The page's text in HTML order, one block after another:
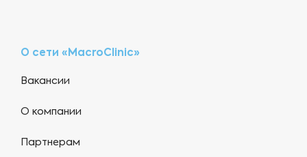
О сети «MacroClinic»
Вакансии
О компании
Партнерам